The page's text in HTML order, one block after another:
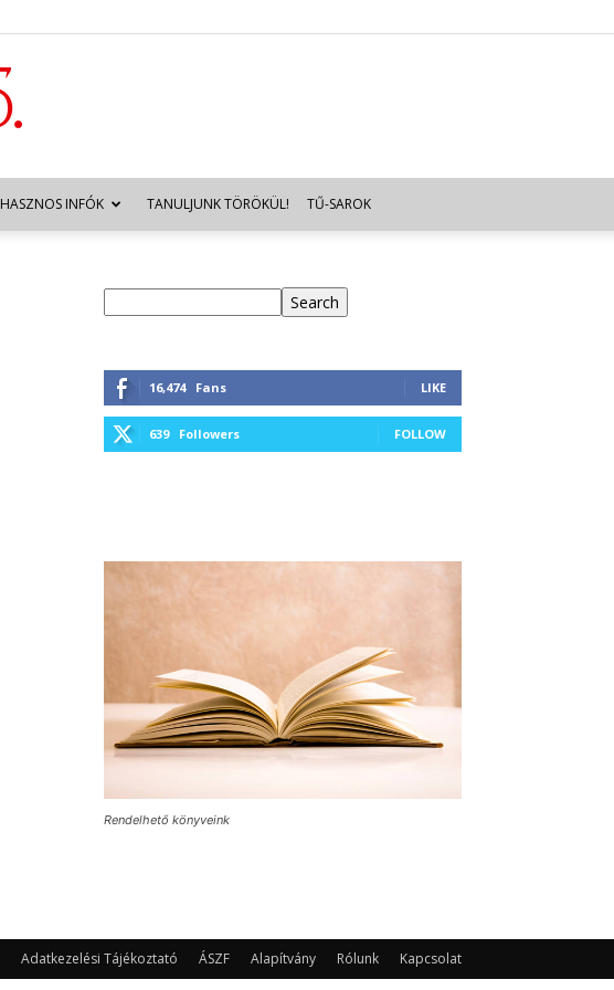
HASZNOS INFÓK TANULJUNK TÖRÖKÜL! TŰ-SAROK
Search
16,474 Fans LIKE
639 Followers FOLLOW
Rendelhető könyveink
Adatkezelési Tájékoztató ÁSZF Alapítvány Rólunk Kapcsolat